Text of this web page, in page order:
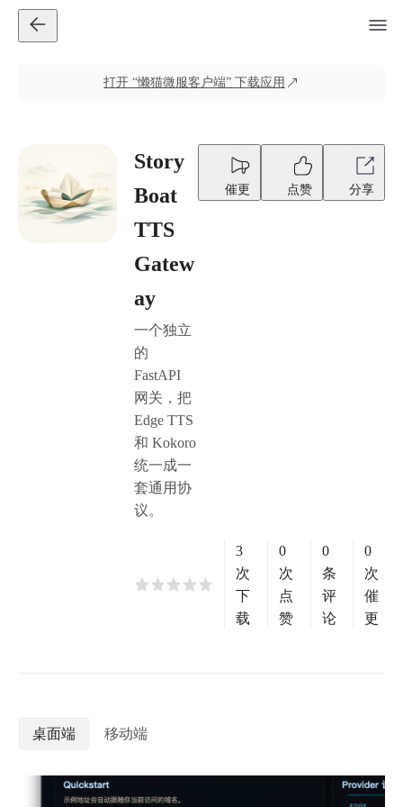
打开 “懒猫微服客户端” 下载应用
Story
Boat
TTS
Gatew
ay
一个独立
的
FastAPI
网关，把
Edge TTS
和 Kokoro
统一成一
套通用协
议。
催更 点赞 分享
3
次
下
载
0
次
点
赞
0
条
评
论
0
次
催
更
桌面端 移动端